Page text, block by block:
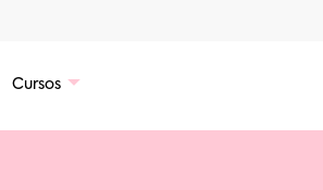
Cursos